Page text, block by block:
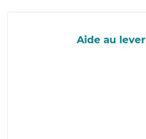
Aide au lever